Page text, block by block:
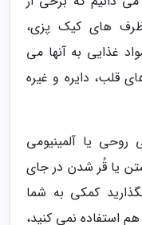
ظرف های کیک پزی،
غذایی به آنها می
قلب، دایره و غیره
یا آلمینیومی
یا قُر شدن در جای
کمکی به شما
6 ماه یک بار هم استفاده نمی کنید،